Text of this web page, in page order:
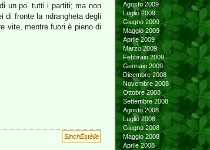
un po’ tutti i partiti; ma non
di fronte la ndrangheta degli
vite, mentre fuori è pieno di
SinchËstèile
Agosto 2009
Luglio 2009
Giugno 2009
Maggio 2009
Aprile 2009
Marzo 2009
Febbraio 2009
Gennaio 2009
Dicembre 2008
Novembre 2008
Ottobre 2008
Settembre 2008
Agosto 2008
Luglio 2008
Giugno 2008
Maggio 2008
Aprile 2008